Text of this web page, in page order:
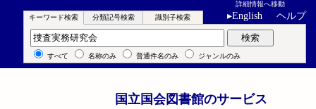
詳細情報へ移動
▸English ヘルプ
キーワード検索 分類記号検索 識別子検索
キーワード検索 検索
すべて 名称のみ 普通件名のみ ジャンルのみ
国立国会図書館のサービス